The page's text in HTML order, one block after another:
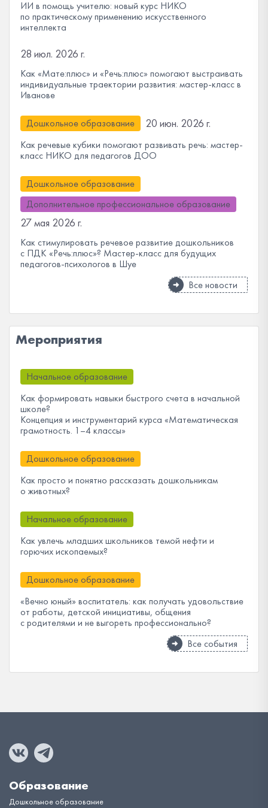
ИИ в помощь учителю: новый курс НИКО
по практическому применению искусственного
интеллекта
28 июл. 2026 г.
Как «Мате:плюс» и «Речь:плюс» помогают выстраивать
индивидуальные траектории развития: мастер-класс в
Иванове
Дошкольное образование 20 июн. 2026 г.
Как речевые кубики помогают развивать речь: мастер-
класс НИКО для педагогов ДОО
Дошкольное образование
Дополнительное профессиональное образование
27 мая 2026 г.
Как стимулировать речевое развитие дошкольников
с ПДК «Речь:плюс»? Мастер-класс для будущих
педагогов-психологов в Шуе
Все новости
Мероприятия
Начальное образование
Как формировать навыки быстрого счета в начальной
школе?
Концепция и инструментарий курса «Математическая
грамотность. 1–4 классы»
Дошкольное образование
Как просто и понятно рассказать дошкольникам
о животных?
Начальное образование
Как увлечь младших школьников темой нефти и
горючих ископаемых?
Дошкольное образование
«Вечно юный» воспитатель: как получать удовольствие
от работы, детской инициативы, общения
с родителями и не выгореть профессионально?
Все события
Образование
Дошкольное образование